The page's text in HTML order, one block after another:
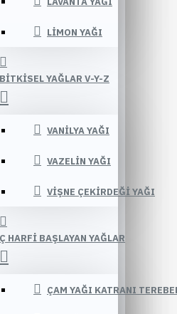
LIMON YAĞI
BITKISEL YAĞLAR V-Y-Z
VANILYA YAĞI
VAZELIN YAĞI
VIŞNE ÇEKIRDEĞI YAĞI
Ç HARFI BAŞLAYAN YAĞLAR
ÇAM YAĞI KATRANI